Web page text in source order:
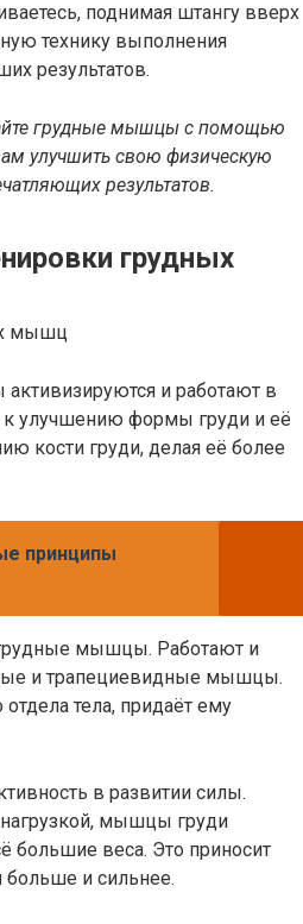
поднимая штангу вверх
технику выполнения
результатов.
грудные мышцы с помощью
улучшить свою физическую
результатов.
грудных
и работают в
к улучшению формы груди и её
кости груди, делая её более
принципы
мышцы. Работают и
и трапециевидные мышцы.
тела, придаёт ему
в развитии силы.
мышцы груди
большие веса. Это приносит
и сильнее.